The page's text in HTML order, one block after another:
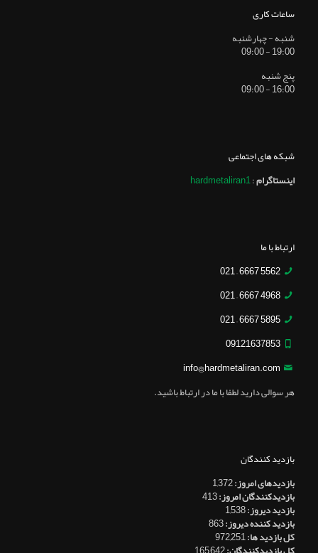
ساعات کاری
شنبه - چهارشنبه
19:00 - 09:00
پنج شنبه
16:00 - 09:00
شبکه های اجتماعی
اینستاگرام:
hardmetaliran1
ارتباط با ما
5562 6667 – 021
4968 6667 – 021
5895 6667 – 021
09121637853
info@hardmetaliran.com
هر سوالی دارید لطفا با ما در ارتباط باشید.
بازدید کنندگان
بازدیدهای امروز:1,372
بازدیدکنندگان امروز:413
بازدید دیروز:1,538
بازدید کننده دیروز:863
کل بازدید ها:972,251